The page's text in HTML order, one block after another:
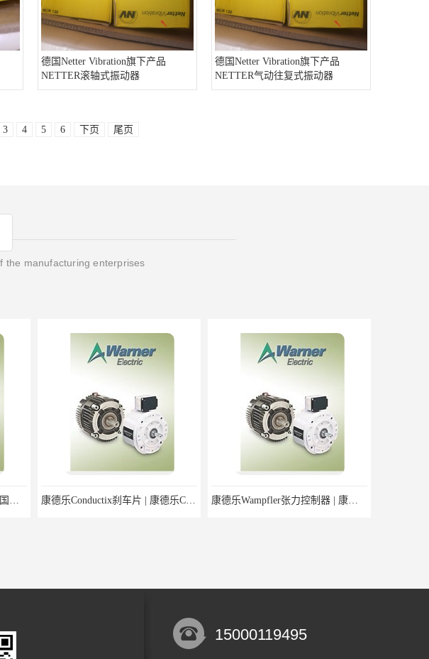
德国Netter Vibration旗下产品
NETTER滚轴式振动器
德国Netter Vibration旗下产品
NETTER气动往复式振动器
3 4 5 6 下页 尾页
the manufacturing enterprises
德国稳福乐Conductix抱闸 | 德国稳福乐Conductix廉价特供 康德乐Conductix刹车片 | 康德乐Conductix产品现货 康德乐Wampfler张力控制器 | 康德乐Wampfler产品价格
15000119495